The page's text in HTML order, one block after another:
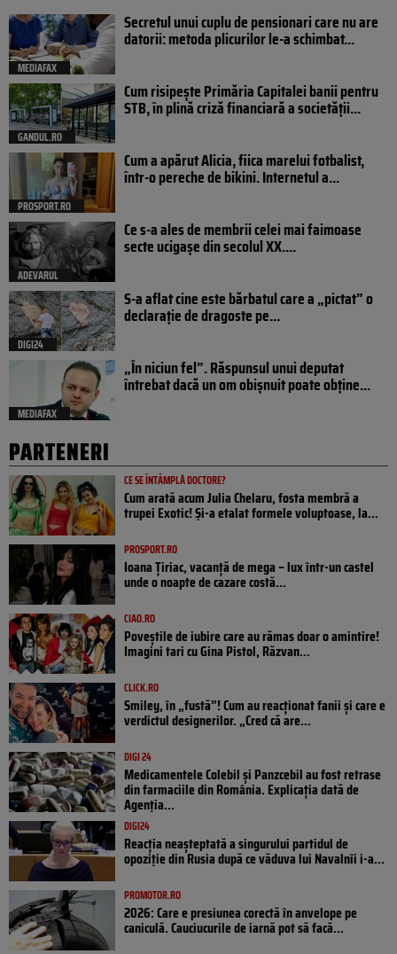
MEDIAFAX
Secretul unui cuplu de pensionari care nu are
datorii: metoda plicurilor le-a schimbat...
GANDUL.RO
Cum risipește Primăria Capitalei banii pentru
STB, în plină criză financiară a societății...
PROSPORT.RO
Cum a apărut Alicia, fiica marelui fotbalist,
într-o pereche de bikini. Internetul a...
ADEVARUL
Ce s-a ales de membrii celei mai faimoase
secte ucigașe din secolul XX....
DIGI24
S-a aflat cine este bărbatul care a „pictat” o
declarație de dragoste pe...
MEDIAFAX
„În niciun fel”. Răspunsul unui deputat
întrebat dacă un om obișnuit poate obține...
PARTENERI
CE SE ÎNTÂMPLĂ DOCTORE?
Cum arată acum Julia Chelaru, fosta membră a
trupei Exotic! Și-a etalat formele voluptoase, la...
PROSPORT.RO
Ioana Țiriac, vacanță de mega – lux într-un castel
unde o noapte de cazare costă...
CIAO.RO
Poveştile de iubire care au rămas doar o amintire!
Imagini tari cu Gina Pistol, Răzvan...
CLICK.RO
Smiley, în „fustă”! Cum au reacționat fanii și care e
verdictul designerilor. „Cred că are...
DIGI 24
Medicamentele Colebil și Panzcebil au fost retrase
din farmaciile din România. Explicația dată de
Agenția...
DIGI24
Reacția neașteptată a singurului partidul de
opoziţie din Rusia după ce văduva lui Navalnîi i-a...
PROMOTOR.RO
2026: Care e presiunea corectă în anvelope pe
caniculă. Cauciucurile de iarnă pot să facă...